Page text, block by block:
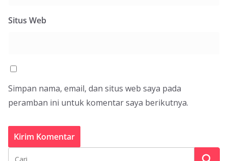
Situs Web
Simpan nama, email, dan situs web saya pada
peramban ini untuk komentar saya berikutnya.